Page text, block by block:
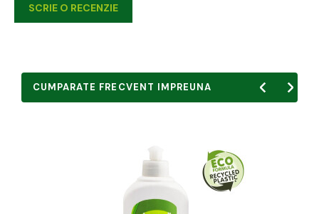
SCRIE O RECENZIE
CUMPARATE FRECVENT IMPREUNA